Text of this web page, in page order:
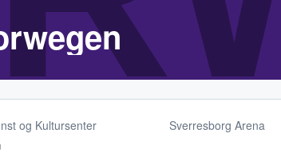
og Kultursenter
Sverresborg Arena